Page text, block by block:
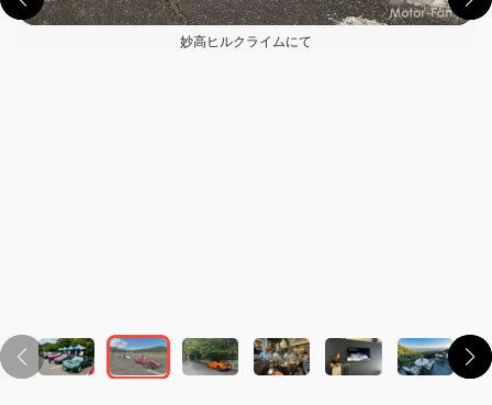
妙高ヒルクライムにて